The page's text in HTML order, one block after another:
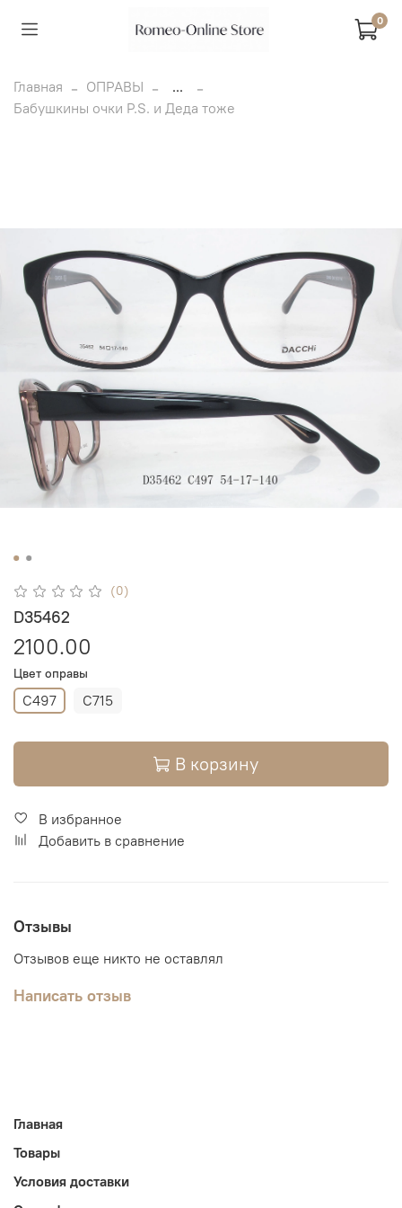
0
Главная ОПРАВЫ
...
Бабушкины очки P.S. и Деда тоже
(0)
D35462
2100.00
Цвет оправы
C497 C715
В корзину
В избранное
Добавить в сравнение
Отзывы
Отзывов еще никто не оставлял
Написать отзыв
Главная
Товары
Условия доставки